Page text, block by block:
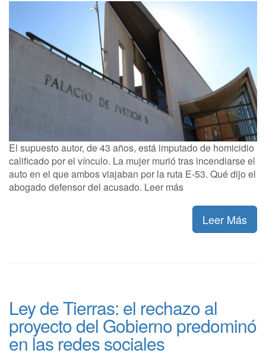
El supuesto autor, de 43 años, está imputado de homicidio
calificado por el vínculo. La mujer murió tras incendiarse el
auto en el que ambos viajaban por la ruta E-53. Qué dijo el
abogado defensor del acusado. Leer más
Leer Más
Ley de Tierras: el rechazo al
proyecto del Gobierno predominó
en las redes sociales